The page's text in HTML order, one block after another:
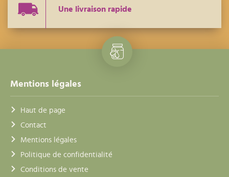
Une livraison rapide
Mentions légales
Haut de page
Contact
Mentions légales
Politique de confidentialité
Conditions de vente